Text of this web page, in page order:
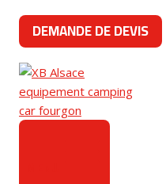
DEMANDE DE DEVIS